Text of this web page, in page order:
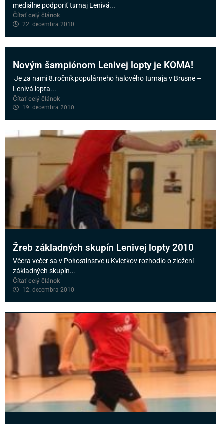
mediálne podporiť turnaj Lenivá...
Čítať celý článok
22. decembra 2010
Novým šampiónom Lenivej lopty je KOMA!
Je za nami 8.ročník populárneho halového turnaja v Brusne –
Lenivá lopta...
Čítať celý článok
19. decembra 2010
Žreb základných skupín Lenivej lopty 2010
Včera večer sa v Pohostinstve u Kvietkov rozhodlo o zložení
základných skupín...
Čítať celý článok
12. decembra 2010